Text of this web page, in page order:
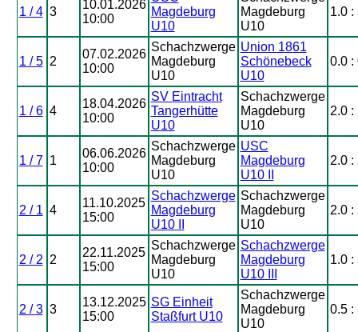
1 / 4 3
10.01.2026
10:00
Magdeburg
U10
Magdeburg
U10
1.0 :
1 / 5 2
07.02.2026
10:00
Schachzwerge
Magdeburg
U10
Union 1861
Schönebeck
U10
0.0 :
1 / 6 4
18.04.2026
10:00
SV Eintracht
Tangerhütte
U10
Schachzwerge
Magdeburg
U10
2.0 :
1 / 7 1
06.06.2026
10:00
Schachzwerge
Magdeburg
U10
USC
Magdeburg
U10 II
2.0 :
2 / 1 4
11.10.2025
15:00
Schachzwerge
Magdeburg
U10 II
Schachzwerge
Magdeburg
U10
2.0 :
2 / 2 2
22.11.2025
15:00
Schachzwerge
Magdeburg
U10
Schachzwerge
Magdeburg
U10 III
1.0 :
2 / 3 3
13.12.2025
15:00
SG Einheit
Staßfurt U10
Schachzwerge
Magdeburg
U10
0.5 :